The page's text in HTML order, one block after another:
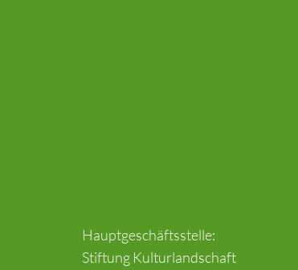
Hauptgeschäftsstelle:
Stiftung Kulturlandschaft